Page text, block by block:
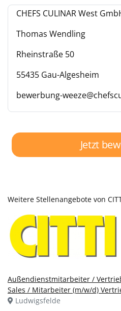
CHEFS CULINAR West
Thomas Wendling
Rheinstraße 50
55435 Gau-Algesheim
bewerbung-
Jetzt
Weitere Stellenangebote von
Außendienstmitarbeiter /
Sales / Mitarbeiter (m/w/d)
Ludwigsfelde